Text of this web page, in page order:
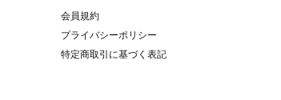
会員規約
プライバシーポリシー
特定商取引に基づく表記